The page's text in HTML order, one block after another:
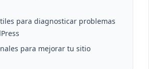
para diagnosticar problemas
para mejorar tu sitio